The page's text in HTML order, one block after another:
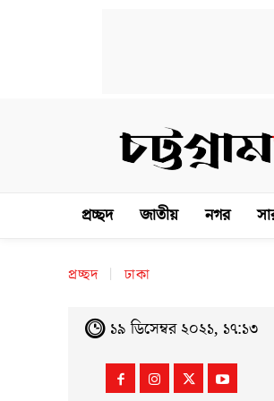
প্রচ্ছদ জাতীয় নগর
প্রচ্ছদ ঢাকা
১৯ ডিসেম্বর ২০২১, ১৭:১৩